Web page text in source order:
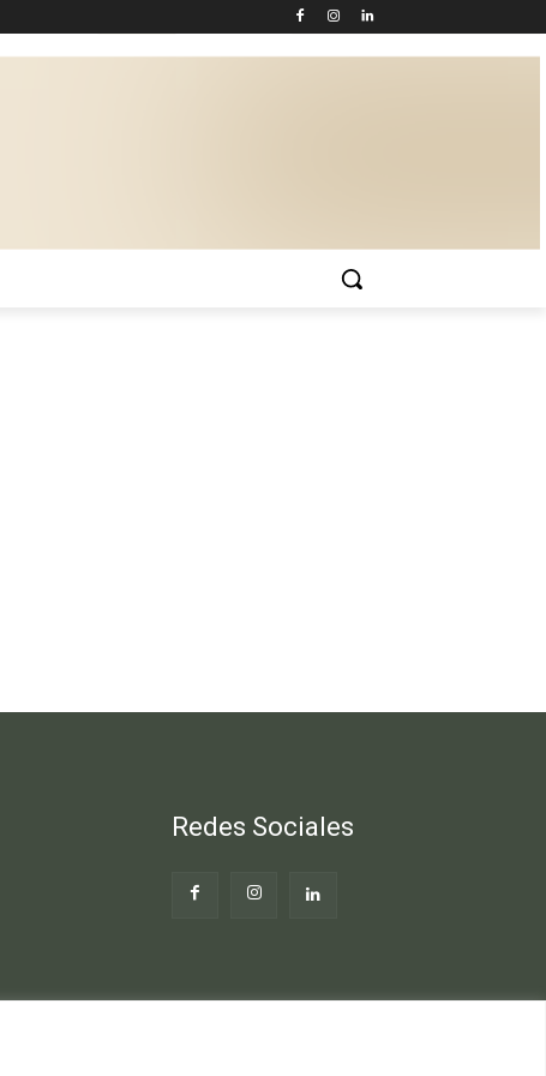
Redes Sociales